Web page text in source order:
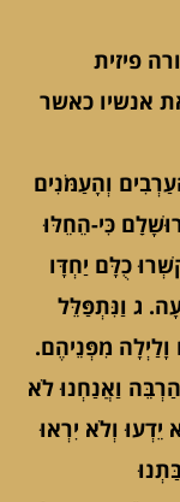
פיזית
אנשיו כאשר
וְהָעַמֹּנִים
כִּי-הֵחֵלּוּ
כֻלָּם יַחְדָּו
ג וַנִּתְפַּלֵּל
מִפְּנֵיהֶם.
וַאֲנַחְנוּ לֹא
יֵדְעוּ וְלֹא יִרְאוּ